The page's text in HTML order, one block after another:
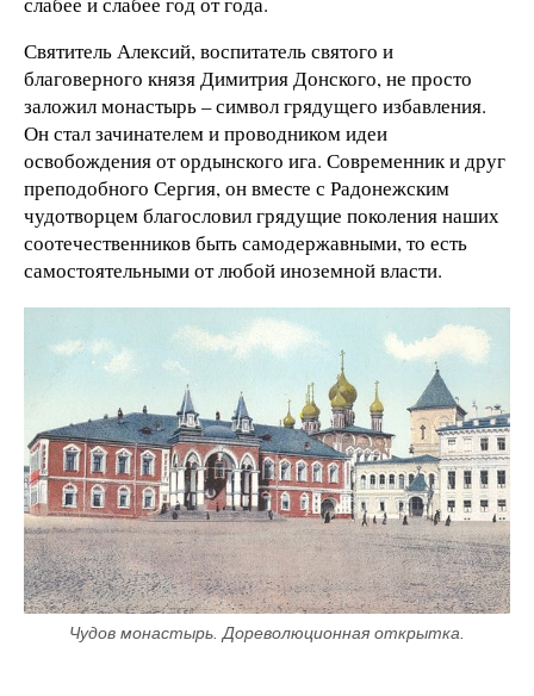
Святитель Алексий, воспитатель святого и
благоверного князя Димитрия Донского, не просто
заложил монастырь – символ грядущего избавления.
Он стал зачинателем и проводником идеи
освобождения от ордынского ига. Современник и друг
преподобного Сергия, он вместе с Радонежским
чудотворцем благословил грядущие поколения наших
соотечественников быть самодержавными, то есть
самостоятельными от любой иноземной власти.
Чудов монастырь. Дореволюционная открытка.